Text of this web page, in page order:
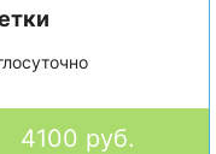
4100 руб.